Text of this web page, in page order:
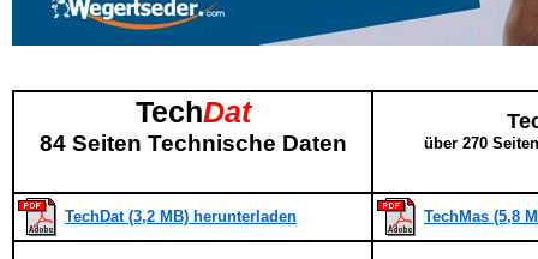
TechDat
84 Seiten Technische Daten über 270
TechDat (3,2 MB) herunterladen TechMas (5,8